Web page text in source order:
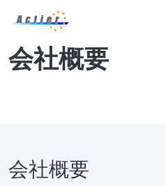
会社概要
会社概要